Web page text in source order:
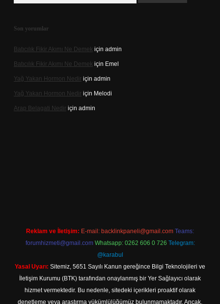
Son yorumlar
Batıcılık Fikir Akımı Ne Demek için admin
Batıcılık Fikir Akımı Ne Demek için Emel
Yağ Yakan Hormon Nedir için admin
Yağ Yakan Hormon Nedir için Melodi
Arap Belagati Nedir için admin
Reklam ve İletişim: E-mail: backlinkpaneli@gmail.com Teams:
forumhizmeti@gmail.com Whatsapp: 0262 606 0 726 Telegram:
@karabul
Yasal Uyarı: Sitemiz, 5651 Sayılı Kanun gereğince Bilgi Teknolojileri ve
İletişim Kurumu (BTK) tarafından onaylanmış bir Yer Sağlayıcı olarak
hizmet vermektedir. Bu nedenle, sitedeki içerikleri proaktif olarak
denetleme veya araştırma yükümlülüğümüz bulunmamaktadır. Ancak,